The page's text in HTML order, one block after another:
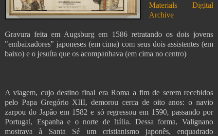
Materials Digital
Archive
Gravura feita em Augsburg em 1586retratando os dois jovens
"embaixadores" japoneses (em cima) com seus dois assistentes (em
baixo) e o jesuíta que os acompanhava (em cima no centro)
A viagem, cujo destino final era Roma a fim de serem recebidos
pelo Papa Gregório XIII, demorou cerca de oito anos: o navio
zarpou do Japão em 1582 e só regressou em 1590, passando por
Portugal, Espanha e o norte de Itália. Dessa forma, Valignano
mostrava à Santa Sé um cristianismo japonês, enquadrado